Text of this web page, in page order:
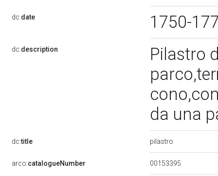
dc:date 1750-
dc:description
Pilastro
da una
dc:title pilastro
arco:catalogueNumber 00153395